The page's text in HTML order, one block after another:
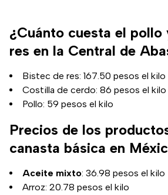
¿Cuánto cuesta el pollo
res en la Central de
Bistec de res: 167.50 pesos el kilo
Costilla de cerdo: 86 pesos el kilo
Pollo: 59 pesos el kilo
Precios de los
canasta básica en
Aceite mixto: 36.98 pesos el kilo
Arroz: 20.78 pesos el kilo